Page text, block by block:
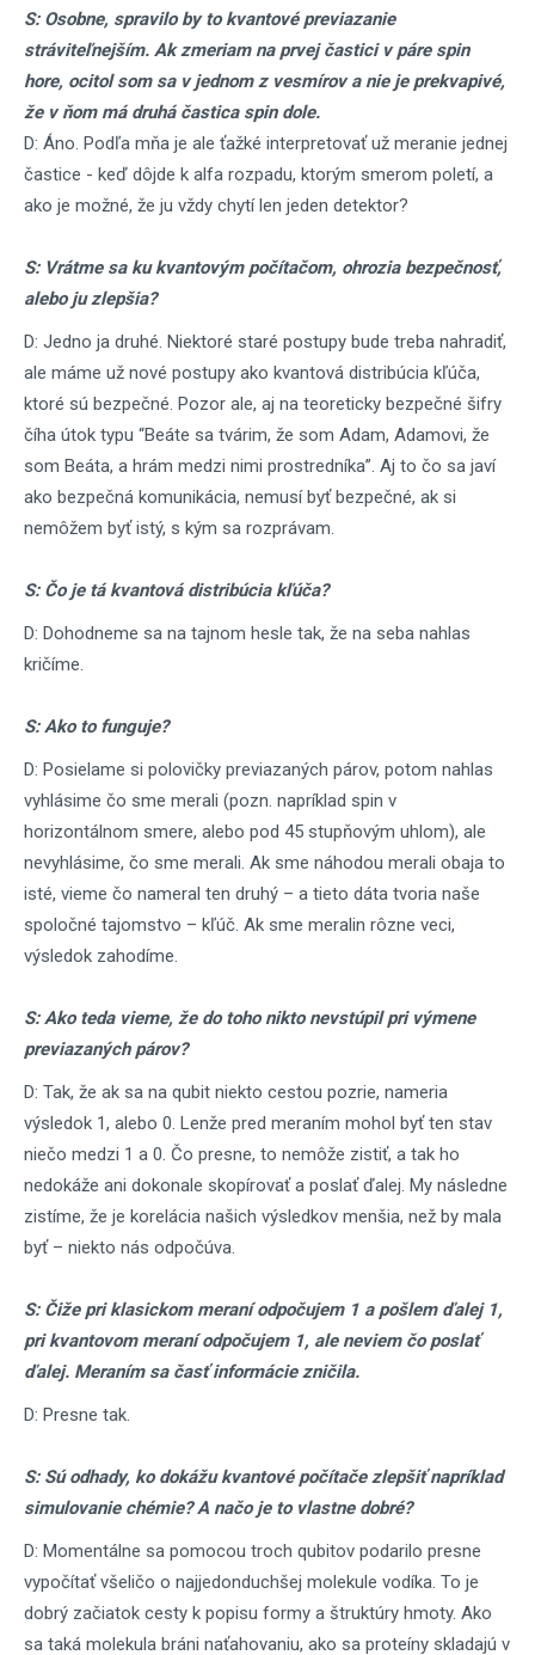
S: Osobne, spravilo by to kvantové previazanie
stráviteľnejším. Ak zmeriam na prvej častici v páre spin
hore, ocitol som sa v jednom z vesmírov a nie je prekvapivé,
že v ňom má druhá častica spin dole.
D: Áno. Podľa mňa je ale ťažké interpretovať už meranie jednej
častice - keď dôjde k alfa rozpadu, ktorým smerom poletí, a
ako je možné, že ju vždy chytí len jeden detektor?
S: Vrátme sa ku kvantovým počítačom, ohrozia bezpečnosť,
alebo ju zlepšia?
D: Jedno ja druhé. Niektoré staré postupy bude treba nahradiť,
ale máme už nové postupy ako kvantová distribúcia kľúča,
ktoré sú bezpečné. Pozor ale, aj na teoreticky bezpečné šifry
číha útok typu “Beáte sa tvárim, že som Adam, Adamovi, že
som Beáta, a hrám medzi nimi prostredníka”. Aj to čo sa javí
ako bezpečná komunikácia, nemusí byť bezpečné, ak si
nemôžem byť istý, s kým sa rozprávam.
S: Čo je tá kvantová distribúcia kľúča?
D: Dohodneme sa na tajnom hesle tak, že na seba nahlas
kričíme.
S: Ako to funguje?
D: Posielame si polovičky previazaných párov, potom nahlas
vyhlásime čo sme merali (pozn. napríklad spin v
horizontálnom smere, alebo pod 45 stupňovým uhlom), ale
nevyhlásime, čo sme merali. Ak sme náhodou merali obaja to
isté, vieme čo nameral ten druhý – a tieto dáta tvoria naše
spoločné tajomstvo – kľúč. Ak sme meralin rôzne veci,
výsledok zahodíme.
S: Ako teda vieme, že do toho nikto nevstúpil pri výmene
previazaných párov?
D: Tak, že ak sa na qubit niekto cestou pozrie, nameria
výsledok 1, alebo 0. Lenže pred meraním mohol byť ten stav
niečo medzi 1 a 0. Čo presne, to nemôže zistiť, a tak ho
nedokáže ani dokonale skopírovať a poslať ďalej. My následne
zistíme, že je korelácia našich výsledkov menšia, než by mala
byť – niekto nás odpočúva.
S: Čiže pri klasickom meraní odpočujem 1 a pošlem ďalej 1,
pri kvantovom meraní odpočujem 1, ale neviem čo poslať
ďalej. Meraním sa časť informácie zničila.
D: Presne tak.
S: Sú odhady, ko dokážu kvantové počítače zlepšiť napríklad
simulovanie chémie? A načo je to vlastne dobré?
D: Momentálne sa pomocou troch qubitov podarilo presne
vypočítať všeličo o najjedonduchšej molekule vodíka. To je
dobrý začiatok cesty k popisu formy a štruktúry hmoty. Ako
sa taká molekula bráni naťahovaniu, ako sa proteíny skladajú v